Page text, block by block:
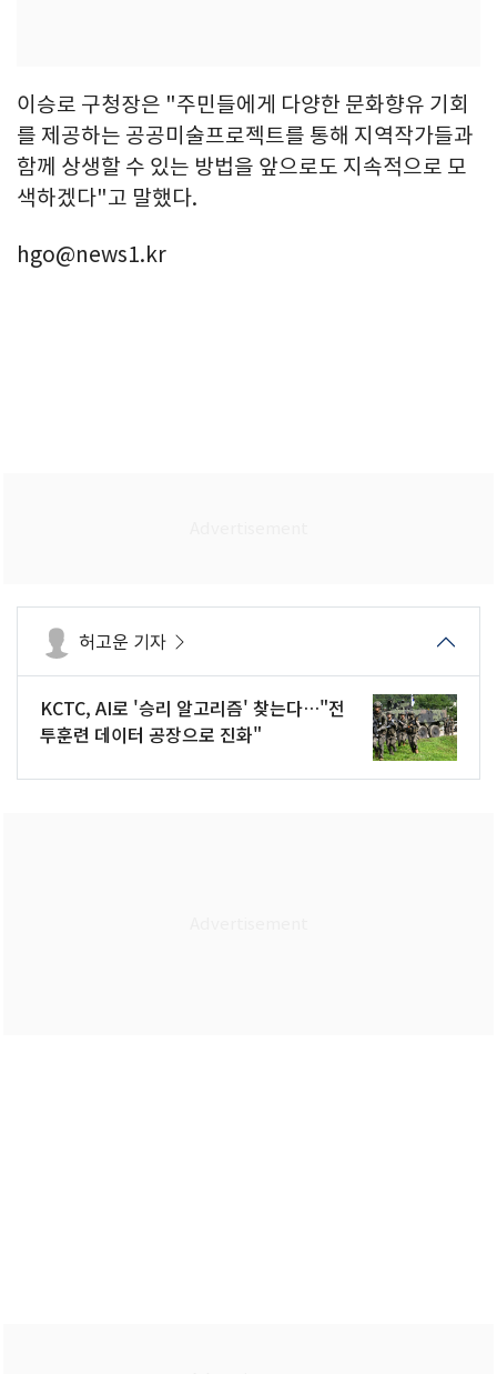
이승로 구청장은 "주민들에게 다양한 문화향유 기회
를 제공하는 공공미술프로젝트를 통해 지역작가들과
함께 상생할 수 있는 방법을 앞으로도 지속적으로 모
색하겠다"고 말했다.
hgo@news1.kr
허고운 기자
KCTC, AI로 '승리 알고리즘' 찾는다…"전
투훈련 데이터 공장으로 진화"